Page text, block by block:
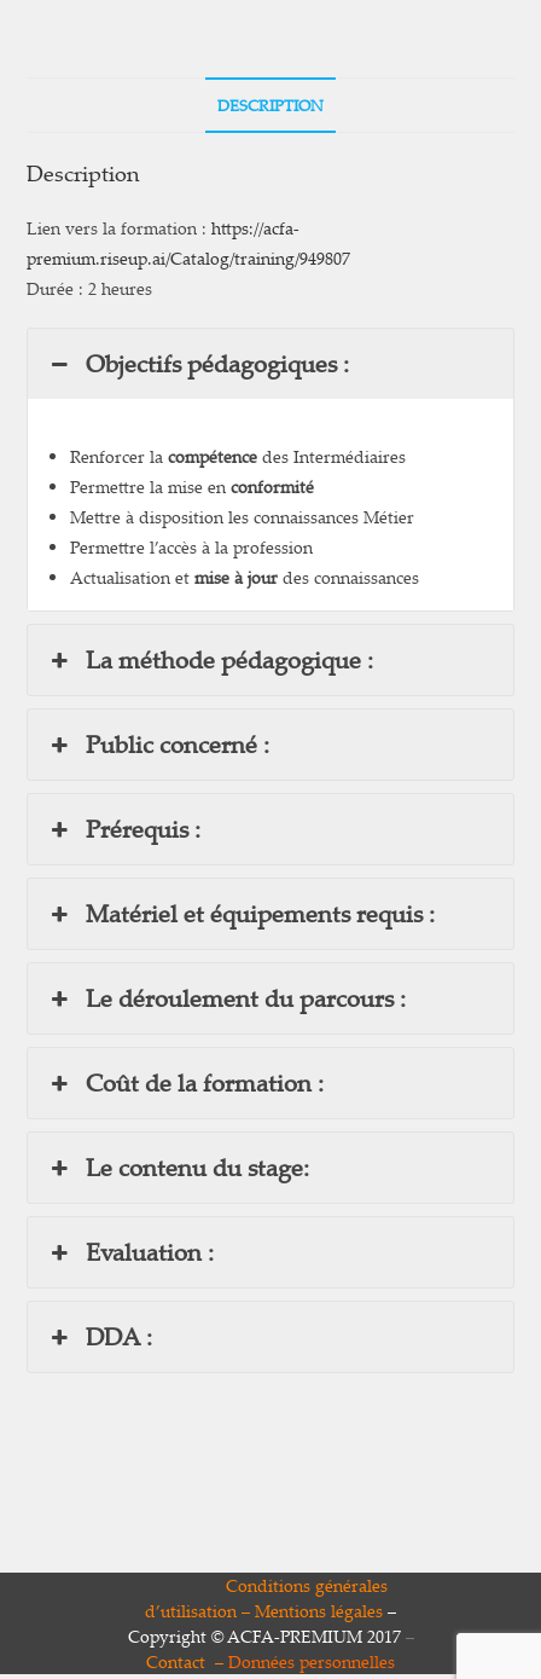
DESCRIPTION
Description
Lien vers la formation :https://acfa-
premium.riseup.ai/Catalog/training/949807
Durée : 2 heures
Objectifs pédagogiques :
Renforcer lacompétence des Intermédiaires
Permettre la mise enconformité
Mettre à disposition les connaissances Métier
Permettre l’accès à la profession
Actualisation etmise à jour des connaissances
La méthode pédagogique :
Public concerné :
Prérequis :
Matériel et équipements requis :
Le déroulement du parcours :
Coût de la formation :
Le contenu du stage:
Evaluation :
DDA :
Conditions générales
d’utilisation – Mentions légales –
Copyright © ACFA-PREMIUM 2017–
Contact – Données personnelles